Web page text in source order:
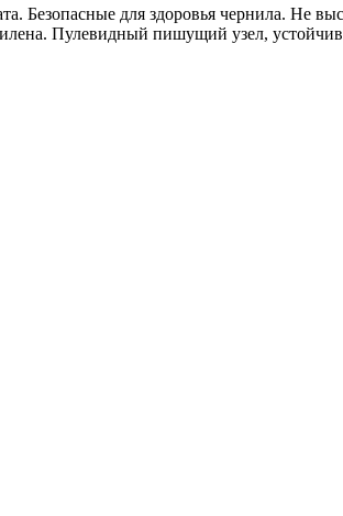
Безопасные для здоровья чернила. Не
Пулевидный пишущий узел,